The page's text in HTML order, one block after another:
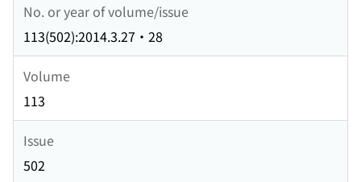
No. or year of volume/issue
113(502):2014.3.27・28
Volume
113
Issue
502